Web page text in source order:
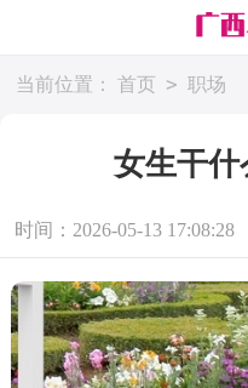
当前位置： 首页 > 职场
女生干
时间：2026-05-13 17:08:28